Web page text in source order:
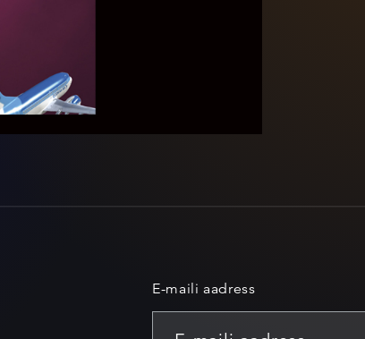
E-maili aadress